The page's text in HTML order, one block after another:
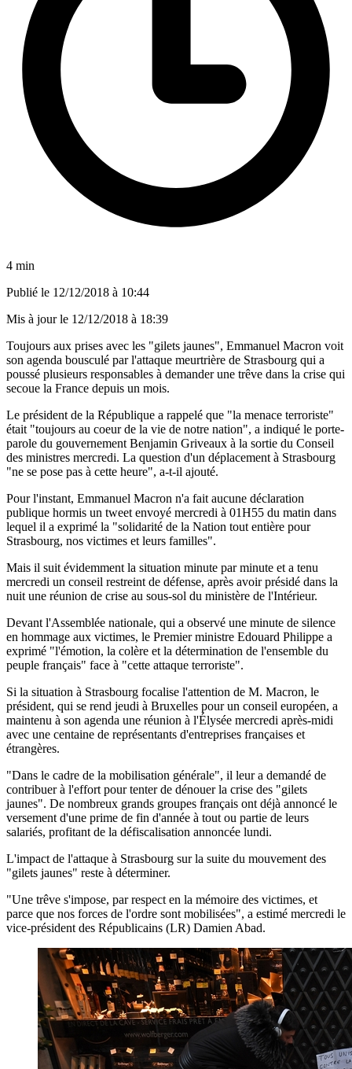
4 min
Publié le 12/12/2018 à 10:44
Mis à jour le 12/12/2018 à 18:39
Toujours aux prises avec les "gilets jaunes", Emmanuel Macron voit
son agenda bousculé par l'attaque meurtrière de Strasbourg qui a
poussé plusieurs responsables à demander une trêve dans la crise qui
secoue la France depuis un mois.
Le président de la République a rappelé que "la menace terroriste"
était "toujours au coeur de la vie de notre nation", a indiqué le porte-
parole du gouvernement Benjamin Griveaux à la sortie du Conseil
des ministres mercredi. La question d'un déplacement à Strasbourg
"ne se pose pas à cette heure", a-t-il ajouté.
Pour l'instant, Emmanuel Macron n'a fait aucune déclaration
publique hormis un tweet envoyé mercredi à 01H55 du matin dans
lequel il a exprimé la "solidarité de la Nation tout entière pour
Strasbourg, nos victimes et leurs familles".
Mais il suit évidemment la situation minute par minute et a tenu
mercredi un conseil restreint de défense, après avoir présidé dans la
nuit une réunion de crise au sous-sol du ministère de l'Intérieur.
Devant l'Assemblée nationale, qui a observé une minute de silence
en hommage aux victimes, le Premier ministre Edouard Philippe a
exprimé "l'émotion, la colère et la détermination de l'ensemble du
peuple français" face à "cette attaque terroriste".
Si la situation à Strasbourg focalise l'attention de M. Macron, le
président, qui se rend jeudi à Bruxelles pour un conseil européen, a
maintenu à son agenda une réunion à l'Élysée mercredi après-midi
avec une centaine de représentants d'entreprises françaises et
étrangères.
"Dans le cadre de la mobilisation générale", il leur a demandé de
contribuer à l'effort pour tenter de dénouer la crise des "gilets
jaunes". De nombreux grands groupes français ont déjà annoncé le
versement d'une prime de fin d'année à tout ou partie de leurs
salariés, profitant de la défiscalisation annoncée lundi.
L'impact de l'attaque à Strasbourg sur la suite du mouvement des
"gilets jaunes" reste à déterminer.
"Une trêve s'impose, par respect en la mémoire des victimes, et
parce que nos forces de l'ordre sont mobilisées", a estimé mercredi le
vice-président des Républicains (LR) Damien Abad.